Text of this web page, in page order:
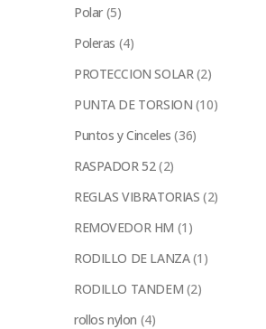
Polar (5)
Poleras (4)
PROTECCION SOLAR (2)
PUNTA DE TORSION (10)
Puntos y Cinceles (36)
RASPADOR 52(2)
REGLAS VIBRATORIAS (2)
REMOVEDOR HM (1)
RODILLO DE LANZA(1)
RODILLO TANDEM (2)
rollos nylon (4)